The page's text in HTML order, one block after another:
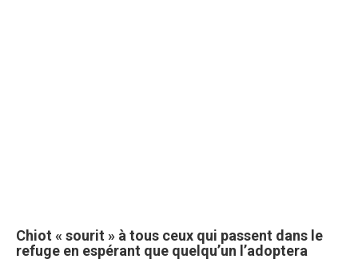
Chiot « sourit » à tous ceux qui passent dans le
refuge en espérant que quelqu’un l’adoptera